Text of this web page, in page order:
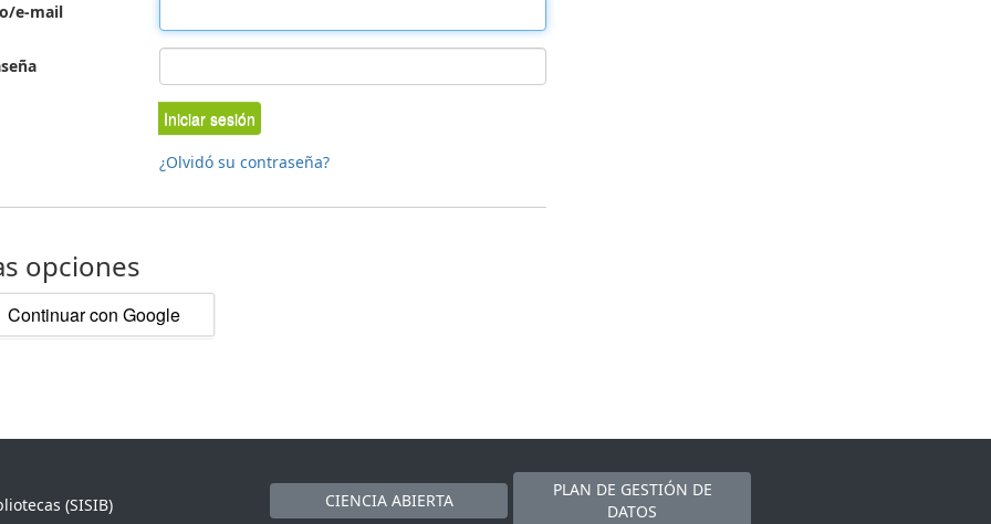
e-mail
Iniciar sesión
¿Olvidó su contraseña?
opciones
Continuar con Google
(SISIB)
CIENCIA ABIERTA
PLAN DE GESTIÓN DE
DATOS